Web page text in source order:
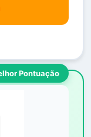
Pontuação